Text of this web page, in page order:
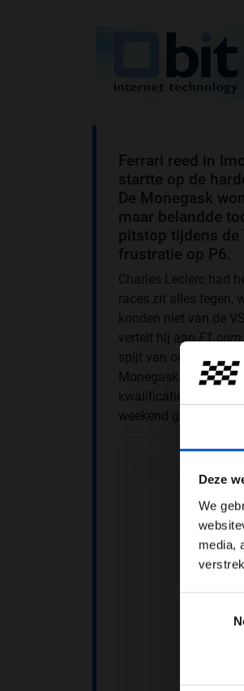
Deze
We
media,
Ferrari reed in
startte op de
De Monegask
maar belandde
pitstop tijdens de
frustratie op P6.
Charles Leclerc had
races zit alles tegen,
konden niet van de
vertelt hij aanF1.com
spijt van onze score,
Monegask weet
kwalificatie, want we
weekend gaat worden.''